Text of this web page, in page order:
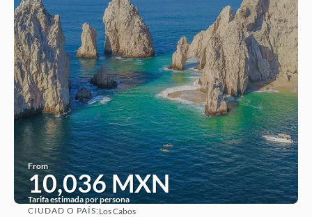
From
10,036 MXN
Tarifa estimada por persona
CIUDAD O PAÍS:Los Cabos